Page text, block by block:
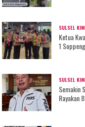
SULSEL KINI
Ketua
1
SULSEL KINI
Semakin
Rayakan